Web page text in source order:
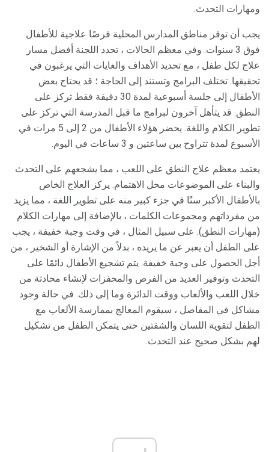
ومهارات التحدث.
يجب أن توفر مناطق المدارس المحلية فرصًا علاجية للأطفال
فوق 3 سنوات. وفي معظم الحالات ، تحدد اللجنة أفضل مسار
علاج لكل طفل ، مع تحديد الأهداف والغايات التي يرغبون في
تحقيقها. تختلف البرامج وتستند إلى الحاجة ؛ قد يحتاج بعض
الأطفال إلى جلسة أسبوعية لمدة 30 دقيقة فقط تركز على
النطق. قد يتأهل آخرون لبرامج ما قبل المدرسة التي تركز على
تطوير الكلام واللغة. يحضر هؤلاء الأطفال من 2 إلى 5 مرات في
الأسبوع لمدة تتراوح بين ساعتين و 3 ساعات في اليوم.
يعتمد معظم علاج النطق على اللعب ، مما يشجعهم على التحدث
والبناء على الموضوعات محل الاهتمام. يركز العلاج الخاص
بالأطفال الأكبر سنًا في جزء كبير منه على تطوير اللغة ، مما يزيد
من مفرداتهم ومجموعات الكلمات ، بالإضافة إلى مهارات الكلام
(مهارات النطق). على سبيل المثال ، في وقت وجبة خفيفة ، يجب
على الطفل أن يعبر عن ما يريده ، بدلاً من الإشارة أو الشخير ، من
أجل الحصول على وجبة خفيفة. يتم تشجيع الأطفال دائمًا على
التحدث وتوفير العديد من الفرص والمحفزات لإنشاء محادثة من
خلال اللعب والألعاب ووقت الدائرة وما إلى ذلك. في حالة وجود
مشاكل في المفاصل ، سيقوم المعالج بممارسة الألعاب مع
الطفل لتقوية اللسان والشفتين حتى يتمكن الطفل من تشكيل
لهم بشكل صحيح عند التحدث.